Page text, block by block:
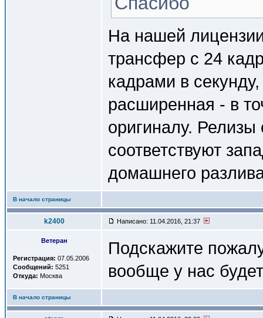
На нашей
трансфер с 24
кадрами в
расширенная - в
оригиналу.
соответствуют
домашнего
В начало страницы
k2400 Написано: 11.04.2016, 21:37
Ветеран
Регистрация: 07.05.2006
Сообщений: 5251
Откуда: Москва
Подскажите
вообще у нас
В начало страницы